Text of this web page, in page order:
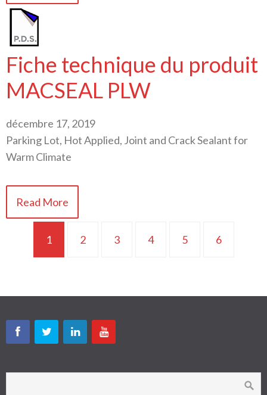
Fiche technique du produit
MACSEAL PLW
décembre 17, 2019
Parking Lot, Hot Applied, Joint and Crack Sealant for
Warm Climate
Read More
1 2 3 4 5 6